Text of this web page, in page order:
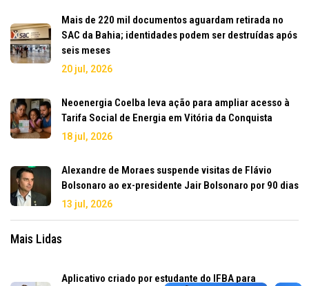
Mais de 220 mil documentos aguardam retirada no
SAC da Bahia; identidades podem ser destruídas após
seis meses
20 jul, 2026
Neoenergia Coelba leva ação para ampliar acesso à
Tarifa Social de Energia em Vitória da Conquista
18 jul, 2026
Alexandre de Moraes suspende visitas de Flávio
Bolsonaro ao ex-presidente Jair Bolsonaro por 90 dias
13 jul, 2026
Mais Lidas
Aplicativo criado por estudante do IFBA para